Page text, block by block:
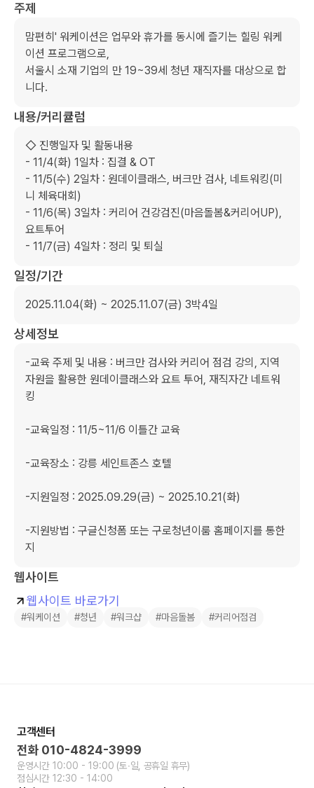
주제
맘편히' 워케이션은 업무와 휴가를 동시에 즐기는 힐링 워케
이션 프로그램으로,
서울시 소재 기업의 만 19~39세 청년 재직자를 대상으로 합
니다.
내용/커리큘럼
◇ 진행일자 및 활동내용
- 11/4(화) 1일차 : 집결 & OT
- 11/5(수) 2일차 : 원데이클래스, 버크만 검사, 네트워킹(미
니 체육대회)
- 11/6(목) 3일차 : 커리어 건강검진(마음돌봄&커리어UP),
요트투어
- 11/7(금) 4일차 : 정리 및 퇴실
일정/기간
2025.11.04(화) ~ 2025.11.07(금) 3박4일
상세정보
-교육 주제 및 내용 : 버크만 검사와 커리어 점검 강의, 지역
자원을 활용한 원데이클래스와 요트 투어, 재직자간 네트워
킹
-교육일정 : 11/5~11/6 이틀간 교육
-교육장소 : 강릉 세인트존스 호텔
-지원일정 : 2025.09.29(금) ~ 2025.10.21(화)
-지원방법 : 구글신청폼 또는 구로청년이룸 홈페이지를 통한
웹사이트
웹사이트 바로가기
#워케이션 #청년 #워크샵 #마음돌봄 #커리어점검
고객센터
전화 010-4824-3999
운영시간 10:00 - 19:00 (토∙일, 공휴일 휴무)
점심시간 12:30 - 14:00